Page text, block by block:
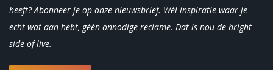
heeft? Abonneer je op onze nieuwsbrief. Wél inspiratie waar je
echt wat aan hebt, géén onnodige reclame. Dat is nou de bright
side oflive.